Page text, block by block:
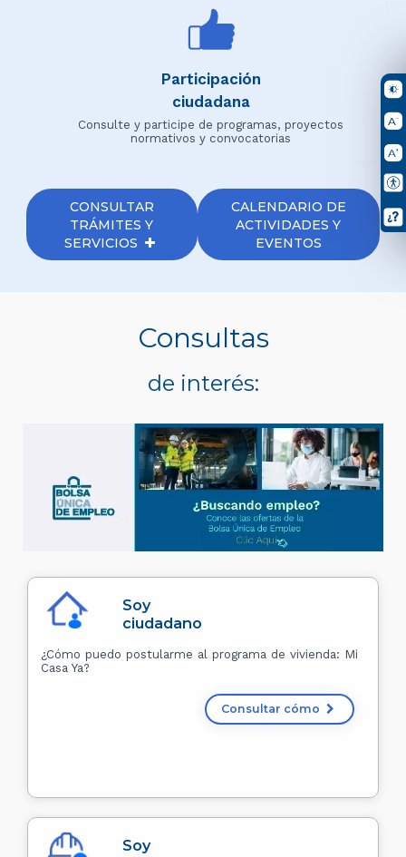
Participación
ciudadana
Consulte y participe de programas, proyectos
normativos y convocatorias
CONSULTAR
TRÁMITES Y
SERVICIOS
CALENDARIO DE
ACTIVIDADES Y
EVENTOS
Consultas
de interés:
Soy
ciudadano
¿Cómo puedo postularme al programa de vivienda: Mi
Casa Ya?
Consultar cómo
Soy